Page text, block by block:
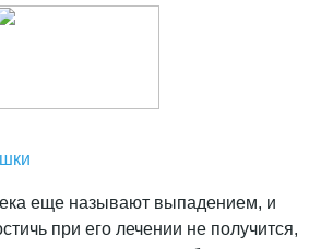
еще называют выпадением, и
при его лечении не получится,